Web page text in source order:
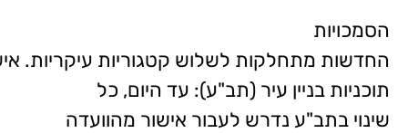
הסמכויות
החדשות מתחלקות לשלוש קטגוריות עיקריות.
תוכניות בניין עיר (תב"ע): עד היום, כל
שינוי בתב"ע נדרש לעבור אישור מהוועדה